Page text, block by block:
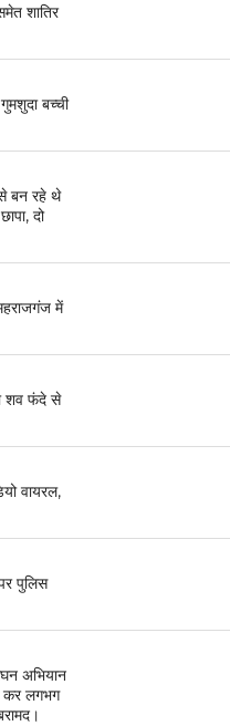
शातिर
बच्ची
बन रहे थे
दो
में
शव फंदे से
वायरल,
पुलिस
अभियान
कर लगभग